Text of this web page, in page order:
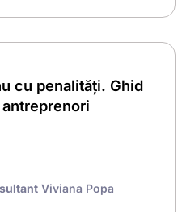
cu penalități. Ghid
Viviana Popa